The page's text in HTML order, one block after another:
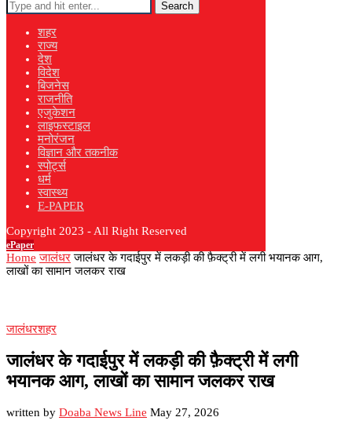
Search
शहर
राज्य
देश
विदेश
बिजनेस
राजनीति
एजुकेशन
लाइफस्टाइल
मनोरंजन
विज्ञान और तकनीक
स्पोर्ट्स
धर्म
स्वास्थ्य
E-PAPER
Copyright 2023 - All Right Reserved
ePaper
Home जालंधर जालंधर के गदाईपुर में लकड़ी की फ़ैक्ट्री में लगी भयानक आग,
लाखों का सामान जलकर राख
जालंधरशहर
जालंधर के गदाईपुर में लकड़ी की फ़ैक्ट्री में लगी
भयानक आग, लाखों का सामान जलकर राख
written by Doaba News Line May 27, 2026